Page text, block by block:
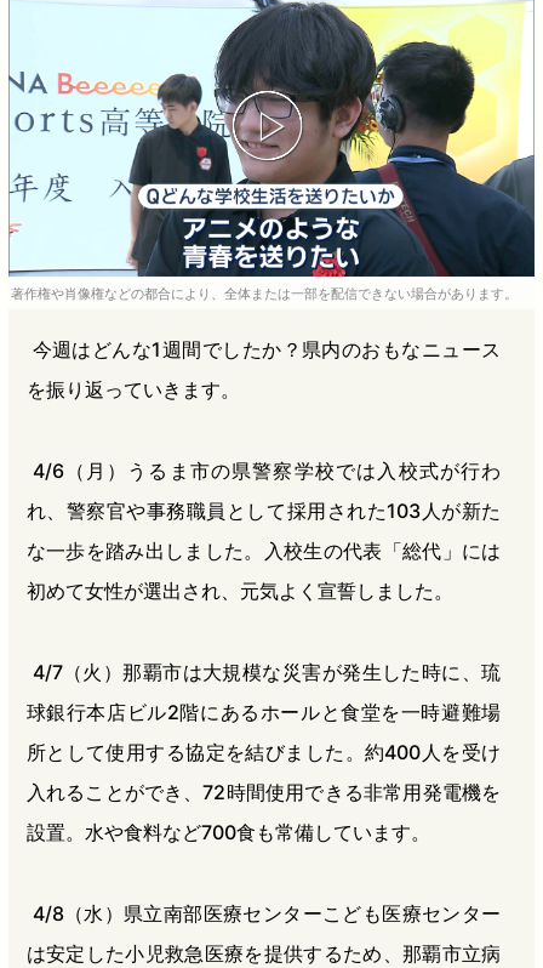
o
k
a
d
s
著作権や肖像権などの都合により、全体または一部を配信できない場合があります。
今週はどんな1週間でしたか？県内のおもなニュース
を振り返っていきます。
4/6（月）うるま市の県警察学校では入校式が行わ
れ、警察官や事務職員として採用された103人が新た
な一歩を踏み出しました。入校生の代表「総代」には
初めて女性が選出され、元気よく宣誓しました。
4/7（火）那覇市は大規模な災害が発生した時に、琉
球銀行本店ビル2階にあるホールと食堂を一時避難場
所として使用する協定を結びました。約400人を受け
入れることができ、72時間使用できる非常用発電機を
設置。水や食料など700食も常備しています。
4/8（水）県立南部医療センターこども医療センター
は安定した小児救急医療を提供するため、那覇市立病